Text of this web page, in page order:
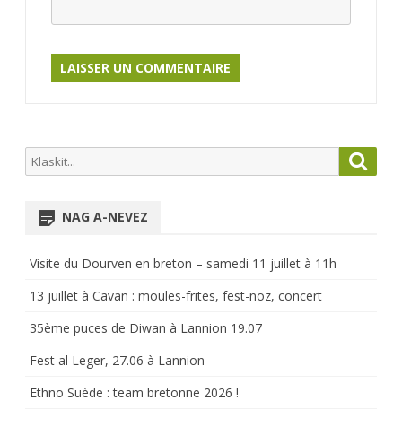
Search
for:
NAG A-NEVEZ
Visite du Dourven en breton – samedi 11 juillet à 11h
13 juillet à Cavan : moules-frites, fest-noz, concert
35ème puces de Diwan à Lannion 19.07
Fest al Leger, 27.06 à Lannion
Ethno Suède : team bretonne 2026 !